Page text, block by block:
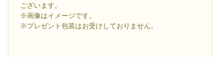
ございます。
※画像はイメージです。
※プレゼント包装はお受けしておりません。